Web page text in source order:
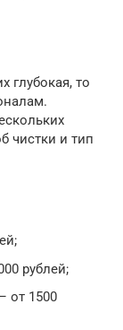
глубокая, то
чистки и тип
рублей;
от 1500